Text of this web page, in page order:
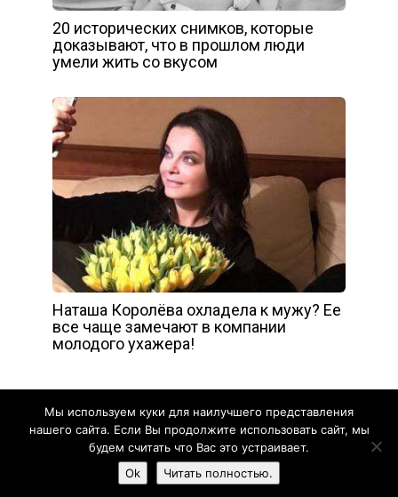
20 исторических снимков, которые
доказывают, что в прошлом люди
умели жить со вкусом
Наташа Королёва охладела к мужу? Ее
все чаще замечают в компании
молодого ухажера!
Жизнь прекрасна - 2020
Обратная связь
Мы используем куки для наилучшего представления
нашего сайта. Если Вы продолжите использовать сайт, мы
будем считать что Вас это устраивает.
Ok
Читать полностью.